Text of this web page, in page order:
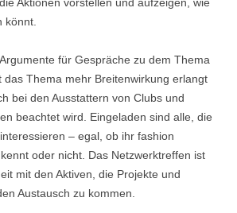
könnt.
für Gespräche zu dem Thema
das Thema mehr Breitenwirkung erlangt
bei den Ausstattern von Clubs und
beachtet wird. Eingeladen sind alle, die
– egal, ob ihr fashion
oder nicht. Das Netzwerktreffen ist
mit den Aktiven, die Projekte und
Austausch zu kommen.